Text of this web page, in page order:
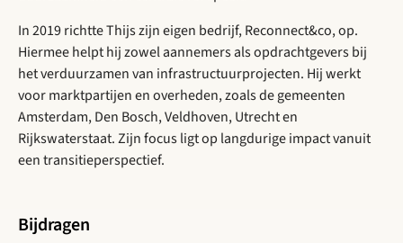
In 2019 richtte Thijs zijn eigen bedrijf, Reconnect&co, op.
Hiermee helpt hij zowel aannemers als opdrachtgevers bij
het verduurzamen van infrastructuurprojecten. Hij werkt
voor marktpartijen en overheden, zoals de gemeenten
Amsterdam, Den Bosch, Veldhoven, Utrecht en
Rijkswaterstaat. Zijn focus ligt op langdurige impact vanuit
een transitieperspectief.
Bijdragen